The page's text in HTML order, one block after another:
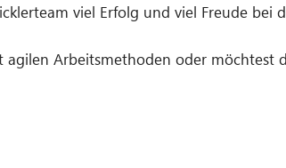
viel Erfolg und viel Freude bei
agilen Arbeitsmethoden oder möchtest